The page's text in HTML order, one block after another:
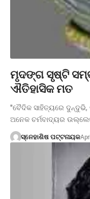
ମୃଦଙ୍ଗ ସୃଷ୍ଟି
ଐତିହାସିକ ମତ
"ବୈଦିକ ସାହିତ୍ୟରେ
ଅନେକ ଚର୍ମବାଦ୍ୟର
ସ୍ନେହାଶିଷ ପଟ୍ଟନାୟକ